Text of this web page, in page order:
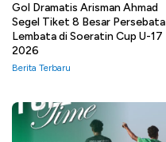
Gol Dramatis Arisman Ahmad
Segel Tiket 8 Besar Persebata
Lembata di Soeratin Cup U-17
2026
Berita Terbaru